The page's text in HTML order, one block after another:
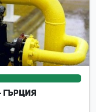
Гърция